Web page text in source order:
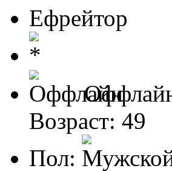
Ефрейтор
Возраст: 49
Пол: